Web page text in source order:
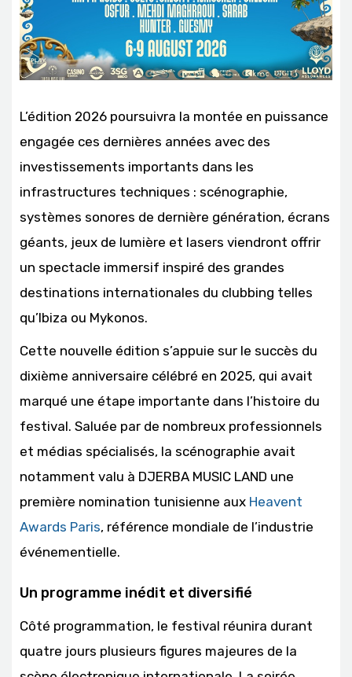
L’édition 2026 poursuivra la montée en puissance
engagée ces dernières années avec des
investissements importants dans les
infrastructures techniques : scénographie,
systèmes sonores de dernière génération, écrans
géants, jeux de lumière et lasers viendront offrir
un spectacle immersif inspiré des grandes
destinations internationales du clubbing telles
qu’Ibiza ou Mykonos.
Cette nouvelle édition s’appuie sur le succès du
dixième anniversaire célébré en 2025, qui avait
marqué une étape importante dans l’histoire du
festival. Saluée par de nombreux professionnels
et médias spécialisés, la scénographie avait
notamment valu à DJERBA MUSIC LAND une
première nomination tunisienne aux Heavent
Awards Paris, référence mondiale de l’industrie
événementielle.
Un programme inédit et diversifié
Côté programmation, le festival réunira durant
quatre jours plusieurs figures majeures de la